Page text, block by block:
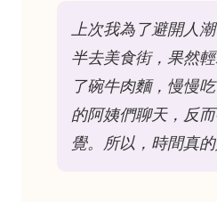
上次我為了避開人
半去美食街，果然
了碗牛肉麵，慢慢
的阿姨們聊天，反
覺。所以，時間真的